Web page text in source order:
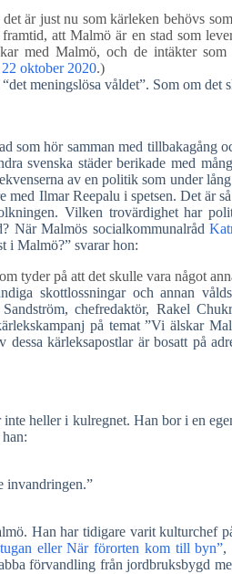
är just nu som kärleken behövs
att Malmö är en stad som
med Malmö, och de intäkter
oktober 2020.)
meningslösa våldet”. Som om det
hör samman med tillbakagång
svenska städer berikade med
av en politik som under
Ilmar Reepalu i spetsen. Det är
Vilken trovärdighet har
När Malmös socialkommunalråd
i Malmö?” svarar hon:
tyder på att det skulle vara något
skottlossningar och annan
chefredaktör, Rakel
på temat ”Vi älskar
kärleksapostlar är bosatt på
heller i kulregnet. Han bor i en
han:
invandringen.”
Han har tidigare varit kulturchef
eller När förorten kom till byn”,
förvandling från jordbruksbygd